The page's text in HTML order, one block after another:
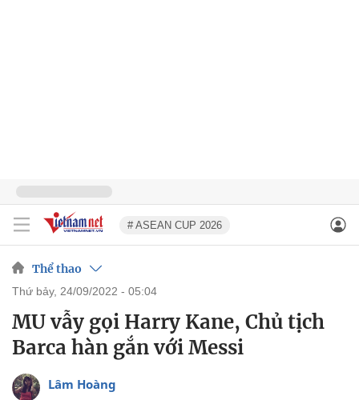
# ASEAN CUP 2026
Thể thao
thứ bảy, 24/09/2022 - 05:04
MU vẫy gọi Harry Kane, Chủ tịch
Barca hàn gắn với Messi
Lâm Hoàng